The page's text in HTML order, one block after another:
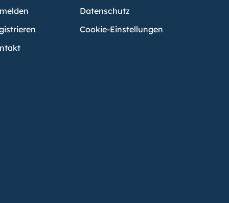
Datenschutz
Cookie-Einstellungen